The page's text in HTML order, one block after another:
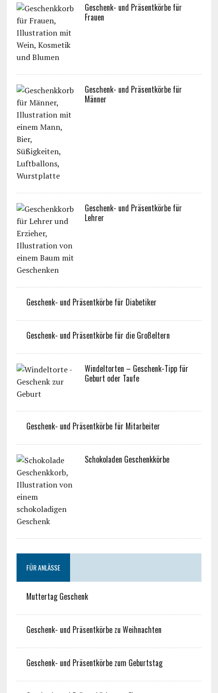
Geschenk- und Präsentkörbe für
Frauen
Geschenk- und Präsentkörbe für
Männer
Geschenk- und Präsentkörbe für
Lehrer
Geschenk- und Präsentkörbe für Diabetiker
Geschenk- und Präsentkörbe für die Großeltern
Windeltorten – Geschenk-Tipp für
Geburt oder Taufe
Geschenk- und Präsentkörbe für Mitarbeiter
Schokoladen Geschenkkörbe
FÜR ANLÄSSE
Muttertag Geschenk
Geschenk- und Präsentkörbe zu Weihnachten
Geschenk- und Präsentkörbe zum Geburtstag